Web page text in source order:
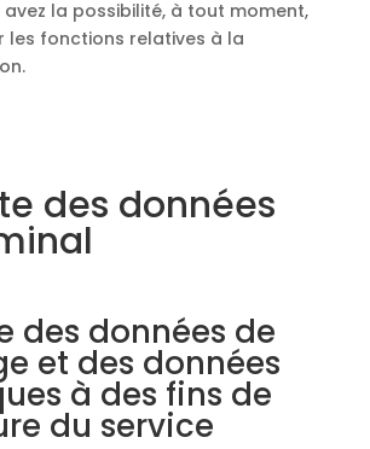
avez la possibilité, à tout moment,
les fonctions relatives à la
des données
des données de
et des données
à des fins de
du service